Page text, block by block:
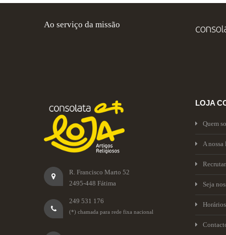
Ao serviço da missão
R. Francisco Marto 52
2495-448 Fátima
249 531 176
(*) chamada para rede fixa nacional
LOJA
Quem
A nossa
Seja
Horários